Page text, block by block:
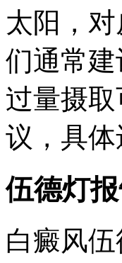
太阳，
们通常
过量摄
议，具体
伍德灯
白癜风